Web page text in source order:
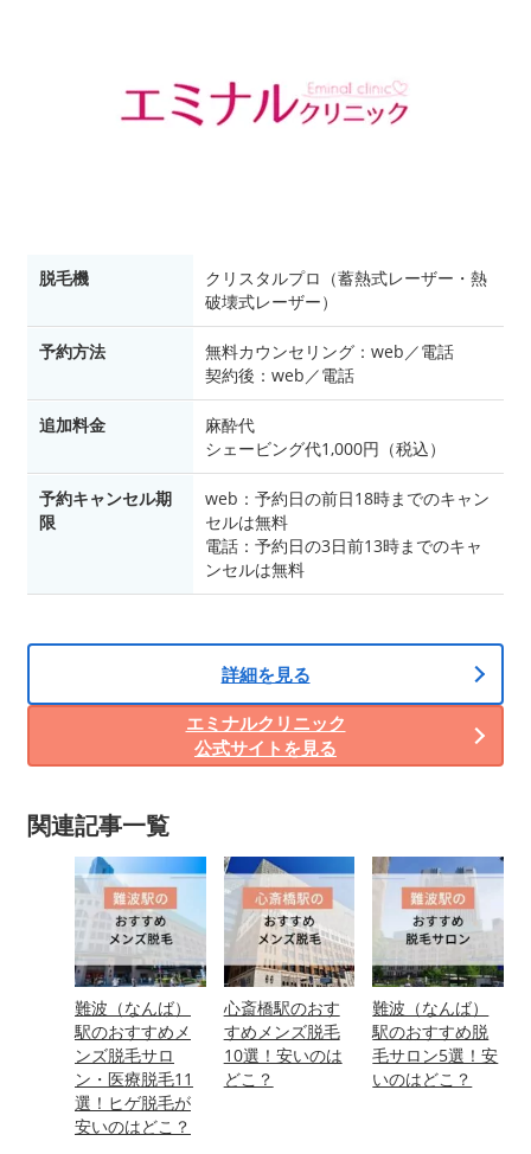
脱毛機
クリスタルプロ（蓄熱式レーザー・熱
破壊式レーザー）
予約方法
無料カウンセリング：web／電話
契約後：web／電話
追加料金
麻酔代
シェービング代1,000円（税込）
予約キャンセル期
限
web：予約日の前日18時までのキャン
セルは無料
電話：予約日の3日前13時までのキャ
ンセルは無料
詳細を見る
エミナルクリニック
公式サイトを見る
関連記事一覧
難波（なんば）
駅のおすすめメ
ンズ脱毛サロ
ン・医療脱毛11
選！ヒゲ脱毛が
安いのはどこ？
心斎橋駅のおす
すめメンズ脱毛
10選！安いのは
どこ？
難波（なんば）
駅のおすすめ脱
毛サロン5選！安
いのはどこ？